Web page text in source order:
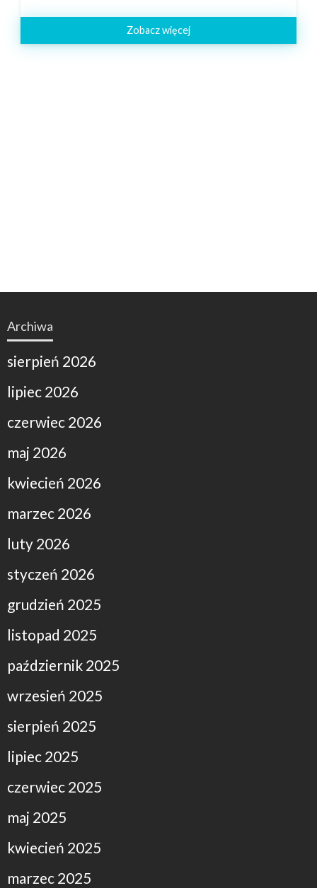
Zobacz więcej
Archiwa
sierpień 2026
lipiec 2026
czerwiec 2026
maj 2026
kwiecień 2026
marzec 2026
luty 2026
styczeń 2026
grudzień 2025
listopad 2025
październik 2025
wrzesień 2025
sierpień 2025
lipiec 2025
czerwiec 2025
maj 2025
kwiecień 2025
marzec 2025